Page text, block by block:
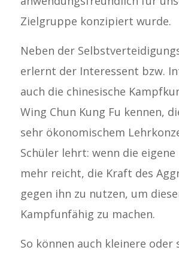
Zielgruppe konzipiert wurde.
Neben der
erlernt der Interessent bzw.
auch die chinesische
Wing Chun Kung Fu kennen,
sehr ökonomischem
Schüler lehrt: wenn die
mehr reicht, die Kraft des
gegen ihn zu nutzen, um
Kampfunfähig zu machen.
So können auch kleinere oder